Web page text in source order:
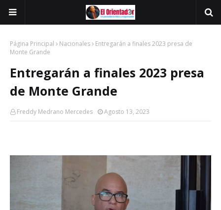
Página Principal Nacionales
Entregarán a finales 2023 presa de
Monte Grande
Entregarán a finales 2023 presa
de Monte Grande
Freddy Medrano Mercedes Agosto 13, 2023